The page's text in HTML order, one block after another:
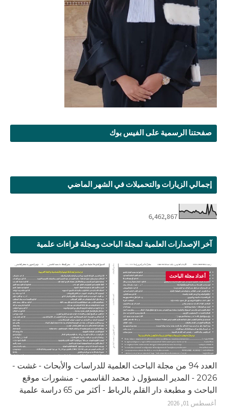
صفحتنا الرسمية على الفيس بوك
إجمالي الزيارات والتحميلات في الشهر الماضي
6,462,867
آخر الإصدارات العلمية لمجلة الباحث ومجلة قراءات علمية
أعداد مجلة الباحث
العدد 94 من مجلة الباحث العلمية للدراسات والأبحاث - غشت -
2026 - المدير المسؤول ذ محمد القاسمي - منشورات موقع
الباحث و مطبعة دار القلم بالرباط - أكثر من 65 دراسة علمية
أغسطس 01, 2026